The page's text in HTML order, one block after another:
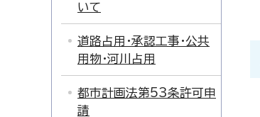
いて
道路占用・承認工事・公共
用物・河川占用
都市計画法第53条許可申
請